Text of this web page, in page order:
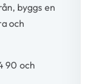
byggs en
och
90 och